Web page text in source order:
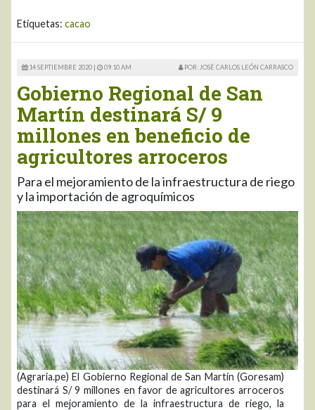
Etiquetas: cacao
14 SEPTIEMBRE 2020 | 09:10 AM POR: JOSÉ CARLOS LEÓN CARRASCO
Gobierno Regional de San
Martín destinará S/ 9
millones en beneficio de
agricultores arroceros
Para el mejoramiento de la infraestructura de riego
y la importación de agroquímicos
(Agraria.pe) El Gobierno Regional de San Martín (Goresam)
destinará S/ 9 millones en favor de agricultores arroceros
para el mejoramiento de la infraestructura de riego, la